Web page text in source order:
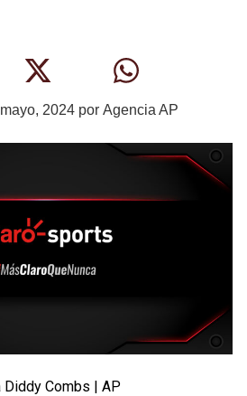
2024 por Agencia AP
Diddy Combs | AP